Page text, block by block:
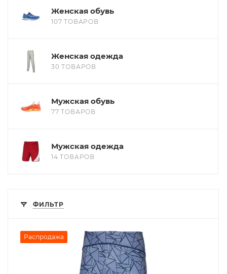
Женская обувь
107 ТОВАРОВ
Женская одежда
30 ТОВАРОВ
Мужская обувь
77 ТОВАРОВ
Мужская одежда
14 ТОВАРОВ
ФИЛЬТР
Распродажа